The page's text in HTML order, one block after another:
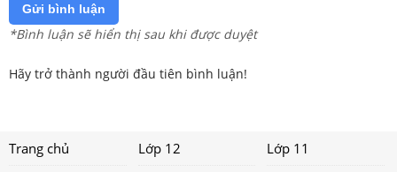
Gửi bình luận
*Bình luận sẽ hiển thị sau khi được duyệt
Hãy trở thành người đầu tiên bình luận!
Trang chủ Lớp 12
Lớp 11